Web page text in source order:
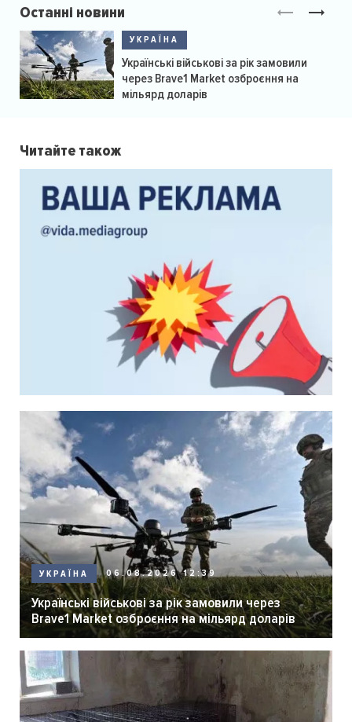
Останні новини
УКРАЇНА
Українські військові за рік замовили
через Brave1 Market озброєння на
мільярд доларів
Читайте також
УКРАЇНА 06.08.2026 12:39
Українські військові за рік замовили через
Brave1 Market озброєння на мільярд доларів